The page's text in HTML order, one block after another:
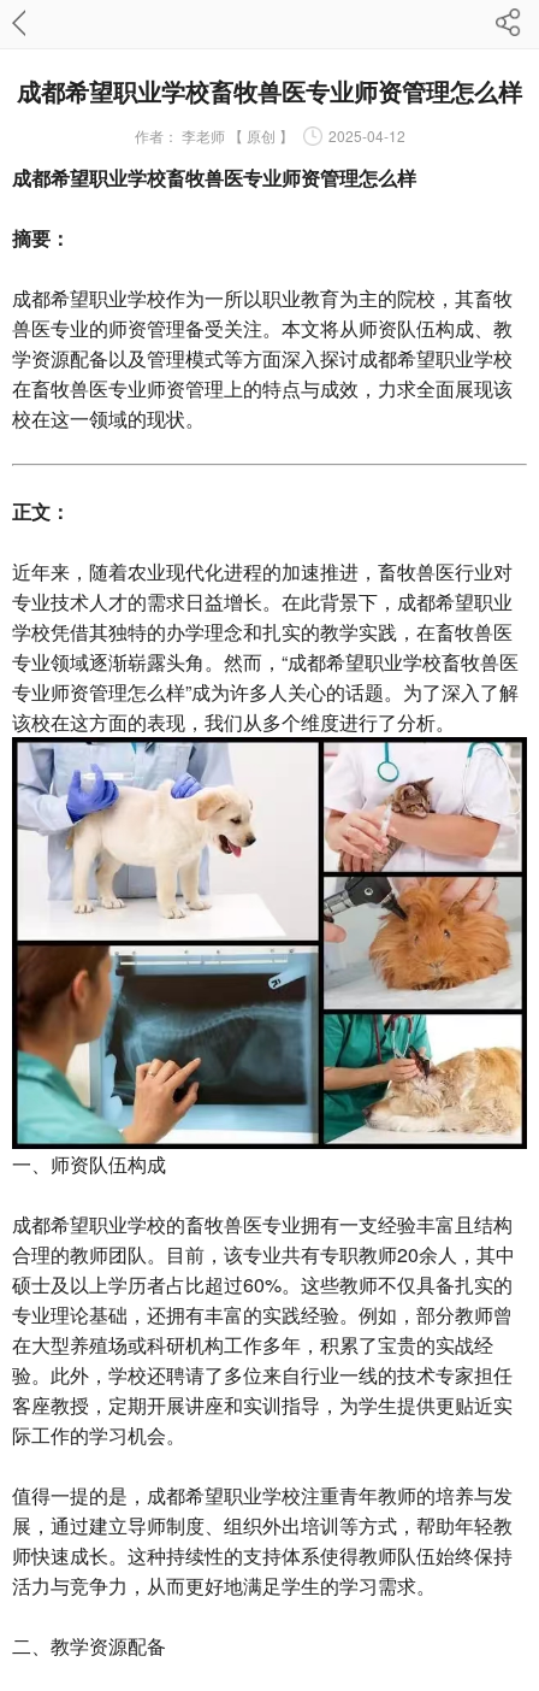
成都希望职业学校畜牧兽医专业师资管理怎么样
作者： 李老师 【 原创 】 2025-04-12
成都希望职业学校畜牧兽医专业师资管理怎么样
摘要：
成都希望职业学校作为一所以职业教育为主的院校，其畜牧
兽医专业的师资管理备受关注。本文将从师资队伍构成、教
学资源配备以及管理模式等方面深入探讨成都希望职业学校
在畜牧兽医专业师资管理上的特点与成效，力求全面展现该
校在这一领域的现状。
正文：
近年来，随着农业现代化进程的加速推进，畜牧兽医行业对
专业技术人才的需求日益增长。在此背景下，成都希望职业
学校凭借其独特的办学理念和扎实的教学实践，在畜牧兽医
专业领域逐渐崭露头角。然而，“成都希望职业学校畜牧兽医
专业师资管理怎么样”成为许多人关心的话题。为了深入了解
该校在这方面的表现，我们从多个维度进行了分析。
一、师资队伍构成
成都希望职业学校的畜牧兽医专业拥有一支经验丰富且结构
合理的教师团队。目前，该专业共有专职教师20余人，其中
硕士及以上学历者占比超过60%。这些教师不仅具备扎实的
专业理论基础，还拥有丰富的实践经验。例如，部分教师曾
在大型养殖场或科研机构工作多年，积累了宝贵的实战经
验。此外，学校还聘请了多位来自行业一线的技术专家担任
客座教授，定期开展讲座和实训指导，为学生提供更贴近实
际工作的学习机会。
值得一提的是，成都希望职业学校注重青年教师的培养与发
展，通过建立导师制度、组织外出培训等方式，帮助年轻教
师快速成长。这种持续性的支持体系使得教师队伍始终保持
活力与竞争力，从而更好地满足学生的学习需求。
二、教学资源配备